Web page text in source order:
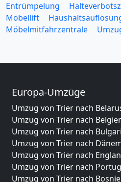
Entrümpelung
Möbellift
Möbelmitfahrzentrale
Europa-Umzüge
Umzug von Trier nach
Umzug von Trier nach
Umzug von Trier nach
Umzug von Trier nach
Umzug von Trier nach
Umzug von Trier nach
Umzug von Trier nach